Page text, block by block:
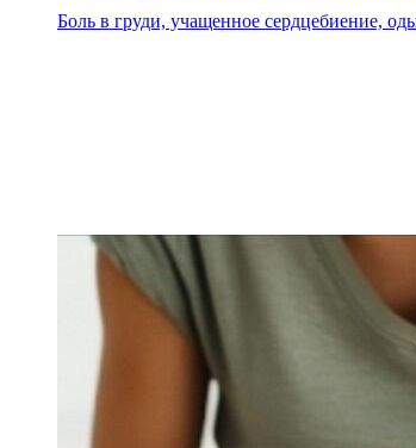
Боль в груди, учащенное сердцебиение,